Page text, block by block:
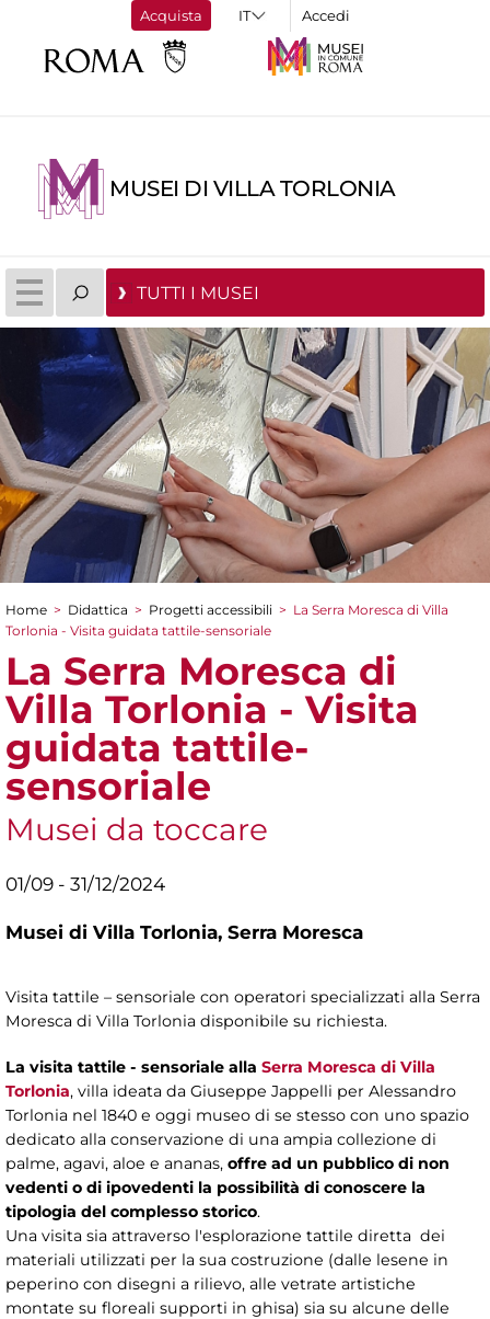
Acquista Accedi
MUSEI DI VILLA TORLONIA
TUTTI I MUSEI
Tu sei qui
Home > Didattica > Progetti accessibili > La Serra Moresca di Villa
Torlonia - Visita guidata tattile-sensoriale
La Serra Moresca di
Villa Torlonia - Visita
guidata tattile-
sensoriale
Musei da toccare
01/09 - 31/12/2024
Musei di Villa Torlonia, Serra Moresca
Visita tattile – sensoriale con operatori specializzati alla Serra
Moresca di Villa Torlonia disponibile su richiesta.
La visita tattile - sensoriale alla Serra Moresca di Villa
Torlonia, villa ideata da Giuseppe Jappelli per Alessandro
Torlonia nel 1840 e oggi museo di se stesso con uno spazio
dedicato alla conservazione di una ampia collezione di
palme, agavi, aloe e ananas, offre ad un pubblico di non
vedenti o di ipovedenti la possibilità di conoscere la
tipologia del complesso storico.
Una visita sia attraverso l'esplorazione tattile diretta dei
materiali utilizzati per la sua costruzione (dalle lesene in
peperino con disegni a rilievo, alle vetrate artistiche
montate su floreali supporti in ghisa) sia su alcune delle